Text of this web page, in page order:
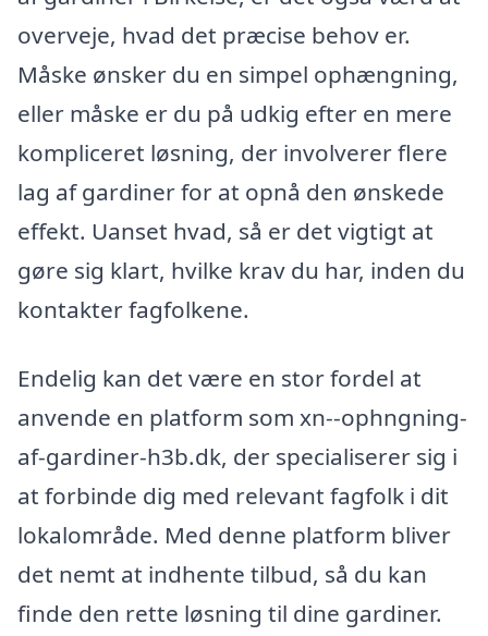
overveje, hvad det præcise behov er.
Måske ønsker du en simpel ophængning,
eller måske er du på udkig efter en mere
kompliceret løsning, der involverer flere
lag af gardiner for at opnå den ønskede
effekt. Uanset hvad, så er det vigtigt at
gøre sig klart, hvilke krav du har, inden du
kontakter fagfolkene.
Endelig kan det være en stor fordel at
anvende en platform som xn--ophngning-
af-gardiner-h3b.dk, der specialiserer sig i
at forbinde dig med relevant fagfolk i dit
lokalområde. Med denne platform bliver
det nemt at indhente tilbud, så du kan
finde den rette løsning til dine gardiner.